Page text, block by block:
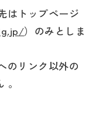
はトップページ
）のみとしま
のリンク以外の